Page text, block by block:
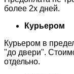
более 2х дней.
Курьером
Курьером в
"до двери".
отдельно.